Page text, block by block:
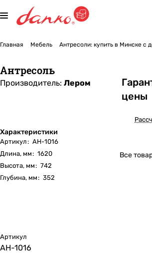
Главная Мебель Антресоли: купить в Минске с
Антресоль
Производитель: Лером
Характеристики
Артикул: АН-1016
Длина, мм: 1620
Высота, мм: 742
Глубина, мм: 352
Гар
цены
Все
Артикул
АН-1016